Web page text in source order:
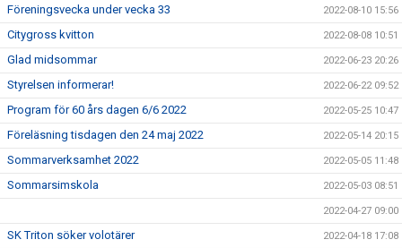
Föreningsvecka under vecka 33 2022-08-10 15:56
Citygross kvitton 2022-08-08 10:51
Glad midsommar 2022-06-23 20:26
Styrelsen informerar! 2022-06-22 09:52
Program för 60 års dagen 6/6 2022 2022-05-25 10:47
Föreläsning tisdagen den 24 maj 2022 2022-05-14 20:15
Sommarverksamhet 2022 2022-05-05 11:48
Sommarsimskola 2022-05-03 08:51
2022-04-27 09:00
SK Triton söker volotärer 2022-04-18 17:08